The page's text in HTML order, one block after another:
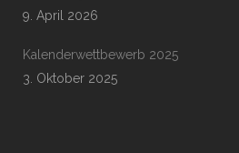
9. April 2026
Kalenderwettbewerb 2025
3. Oktober 2025